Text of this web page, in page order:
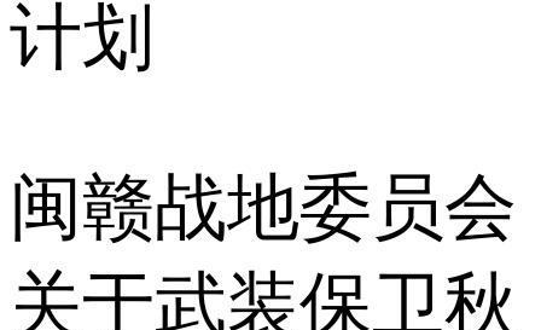
计划
闽赣战地委员会
关于武装保卫秋